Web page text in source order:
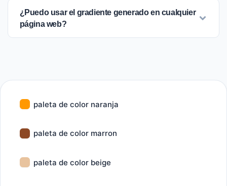
¿Puedo usar el gradiente generado en cualquier
página web?
paleta de color naranja
paleta de color marron
paleta de color beige